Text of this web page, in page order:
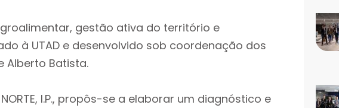
gestão ativa do território e
à UTAD e desenvolvido sob coordenação dos
Alberto Batista.
I.P., propôs-se a elaborar um diagnóstico e